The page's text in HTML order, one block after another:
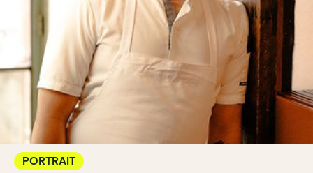
PORTRAIT